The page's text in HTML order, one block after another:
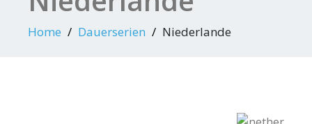
Home Dauerserien Niederlande